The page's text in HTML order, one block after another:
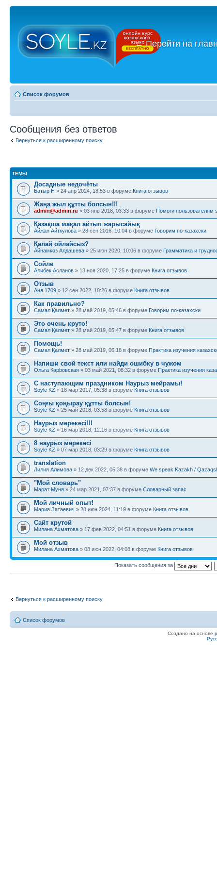
←Перейти на
Список форумов
Сообщения без ответов
Вернуться к расширенному поиску
ТЕМЫ
Досадные недочёты
Батыр Н » 24 апр 2024, 18:53 в форуме Книга отзывов
Жаңа жыл құтты болсын!!!
admin@admin.ru » 03 янв 2018, 03:33 в форуме Помоги пользователям
Қазақша мақал айтып жарысайық
Айжан Айткулова » 28 сен 2016, 10:04 в форуме Говорим по-казахски
Қалай ойлайсыз?
Айнамкөз Алдашева » 25 июн 2020, 10:06 в форуме Грамматика и
Сойле
Алибек Асланов » 13 ноя 2020, 17:25 в форуме Книга отзывов
Отзыв
Аня 1709 » 12 сен 2022, 10:26 в форуме Книга отзывов
Как правильно?
Самал Қалмет » 28 май 2019, 05:46 в форуме Говорим по-казахски
Это очень круто!
Самал Қалмет » 28 май 2019, 05:47 в форуме Книга отзывов
Помощь!
Самал Қалмет » 28 май 2019, 06:18 в форуме Практика изучения
Напиши свой текст или найди ошибку в чужом
Ольга Карbовская » 03 май 2021, 08:32 в форуме Практика изучения
С наступающим праздником Наурыз мейрамы!
Soyle KZ » 18 мар 2017, 05:38 в форуме Книга отзывов
Соңғы қоңырау құтты болсын!
Soyle KZ » 25 май 2018, 03:58 в форуме Книга отзывов
Наурыз мерекесі!!!
Soyle KZ » 16 мар 2018, 12:16 в форуме Книга отзывов
8 наурыз мерекесі
Soyle KZ » 07 мар 2018, 03:29 в форуме Книга отзывов
translation
Лилия Алимова » 12 дек 2022, 05:38 в форуме We speak Kazakh /
"Мой словарь"
Марат Муня » 24 мар 2021, 07:37 в форуме Словарный запас
Мой личный опыт!
Мария Затаевич » 28 июн 2024, 11:19 в форуме Книга отзывов
Сайт крутой
Милана Ахматова » 17 фев 2022, 04:51 в форуме Книга отзывов
Мой отзыв
Милана Ахматова » 08 июн 2022, 04:08 в форуме Книга отзывов
Показать сообщения за
Вернуться к расширенному поиску
Список форумов
Создано на основе